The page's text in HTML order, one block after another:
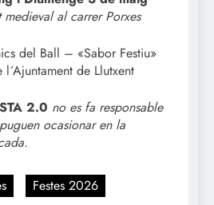
al carrer Porxes
del Ball – «Sabor Festiu»
de Llutxent
2.0 no es fa responsable
ocasionar en la
Festes 2026